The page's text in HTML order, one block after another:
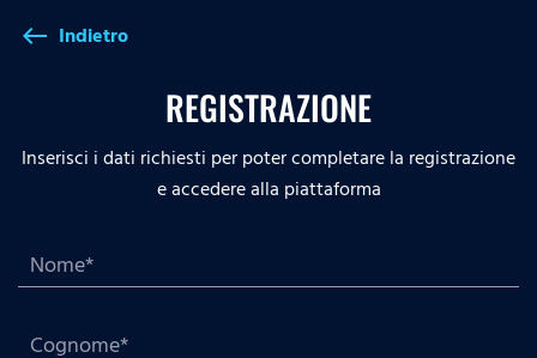
west Indietro
REGISTRAZIONE
Inserisci i dati richiesti per poter completare la registrazione
e accedere alla piattaforma